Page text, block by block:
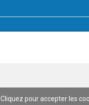
Cliquez pour accepter les